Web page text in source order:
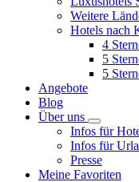
Weitere
Hotels nach
4
5
5
Angebote
Blog
Über uns
Infos für
Infos für
Presse
Meine Favoriten